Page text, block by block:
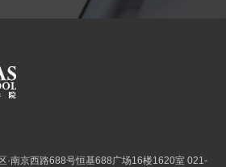
·南京西路688号恒基688广场16楼1620室 021-